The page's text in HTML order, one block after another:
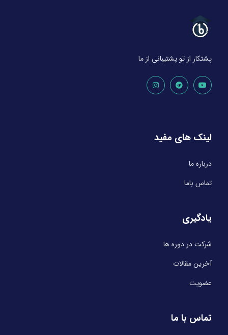
پشتکار از تو پشتیبانی از ما
لینک های مفید
درباره ما
تماس باما
یادگیری
شرکت در دوره ها
آخرین مقالات
عضویت
تماس با ما